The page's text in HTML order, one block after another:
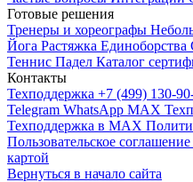
Готовые решения
Тренеры и хореографы
Йога Растяжка Единоборства
Теннис Падел Каталог
Контакты
Техподдержка +7 (499) 130-
Telegram WhatsApp MAX
Техподдержка в MAX
Пользовательское соглашение
картой
Вернуться в начало сайта